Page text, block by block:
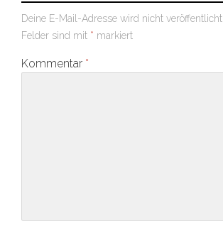
Deine E-Mail-Adresse wird nicht veröffentlicht.
Felder sind mit * markiert
Kommentar *